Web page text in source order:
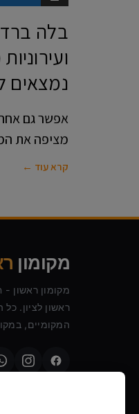
בלה
נמצאים
אפשר גם
מציפה את
קרא עוד ←
מקומון
מקומון ראשון
ראשון לציון. כל
המקומיים,